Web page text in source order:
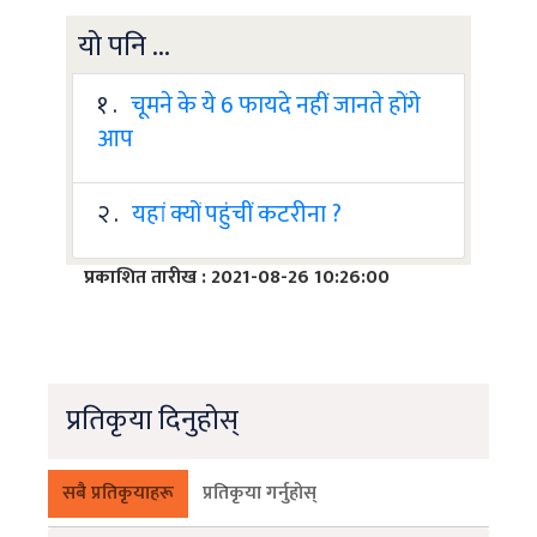
यो पनि ...
१ . चूमने के ये 6 फायदे नहीं जानते होंगे
आप
२ . यहां क्यों पहुंचीं कटरीना ?
प्रकाशित तारीख : 2021-08-26 10:26:00
प्रतिकृया दिनुहोस्
सबै प्रतिकृयाहरू प्रतिकृया गर्नुहोस्